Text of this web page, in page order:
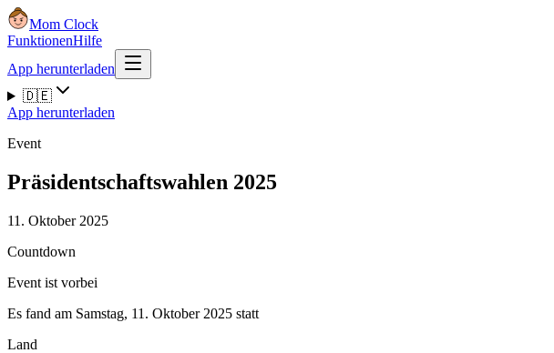
Mom Clock
FunktionenHilfe
App herunterladen
🇩🇪
App herunterladen
Event
Präsidentschaftswahlen 2025
11. Oktober 2025
Countdown
Event ist vorbei
Es fand am Samstag, 11. Oktober 2025 statt
Land